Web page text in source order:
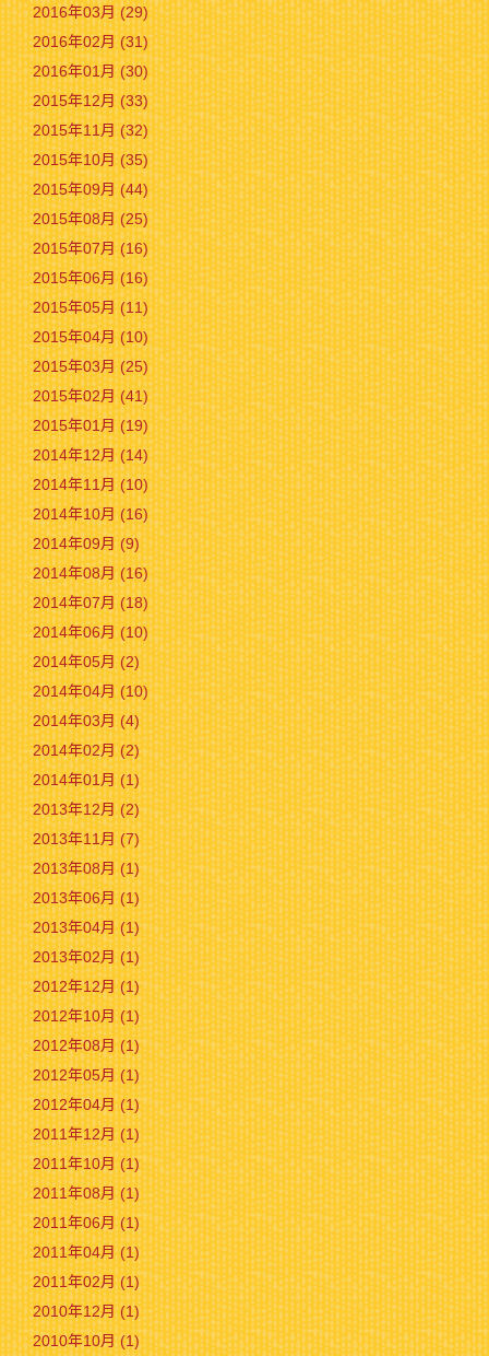
2016年03月 (29)
2016年02月 (31)
2016年01月 (30)
2015年12月 (33)
2015年11月 (32)
2015年10月 (35)
2015年09月 (44)
2015年08月 (25)
2015年07月 (16)
2015年06月 (16)
2015年05月 (11)
2015年04月 (10)
2015年03月 (25)
2015年02月 (41)
2015年01月 (19)
2014年12月 (14)
2014年11月 (10)
2014年10月 (16)
2014年09月 (9)
2014年08月 (16)
2014年07月 (18)
2014年06月 (10)
2014年05月 (2)
2014年04月 (10)
2014年03月 (4)
2014年02月 (2)
2014年01月 (1)
2013年12月 (2)
2013年11月 (7)
2013年08月 (1)
2013年06月 (1)
2013年04月 (1)
2013年02月 (1)
2012年12月 (1)
2012年10月 (1)
2012年08月 (1)
2012年05月 (1)
2012年04月 (1)
2011年12月 (1)
2011年10月 (1)
2011年08月 (1)
2011年06月 (1)
2011年04月 (1)
2011年02月 (1)
2010年12月 (1)
2010年10月 (1)